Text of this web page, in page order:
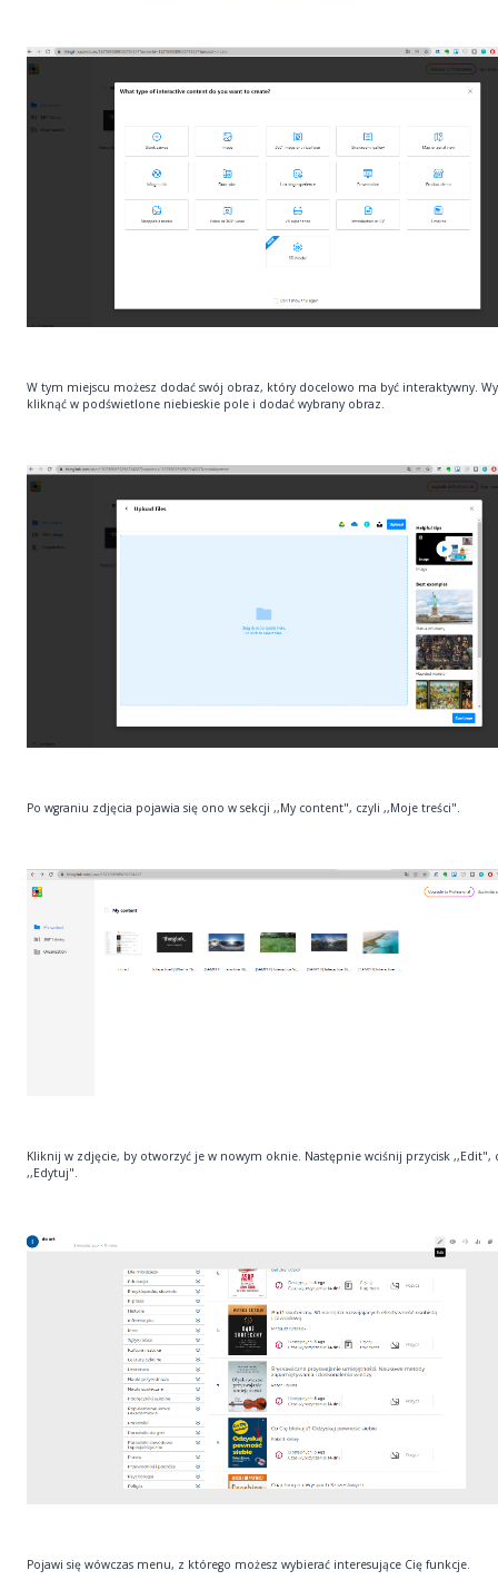
W tym miejscu możesz dodać swój obraz, który docelowo ma być interaktywny.
kliknąć w podświetlone niebieskie pole i dodać wybrany obraz.
Po wgraniu zdjęcia pojawia się ono w sekcji ,,My content", czyli ,,Moje treści".
Kliknij w zdjęcie, by otworzyć je w nowym oknie. Następnie wciśnij przycisk ,,Edit",
,,Edytuj".
Pojawi się wówczas menu, z którego możesz wybierać interesujące Cię funkcje.